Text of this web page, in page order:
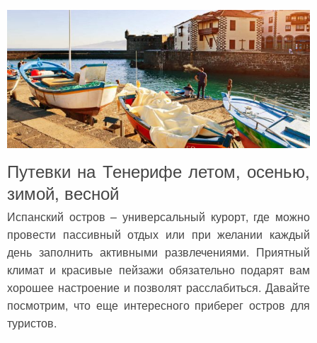
Путевки на Тенерифе летом, осенью,
зимой, весной
Испанский остров – универсальный курорт, где можно
провести пассивный отдых или при желании каждый
день заполнить активными развлечениями. Приятный
климат и красивые пейзажи обязательно подарят вам
хорошее настроение и позволят расслабиться. Давайте
посмотрим, что еще интересного приберег остров для
туристов.